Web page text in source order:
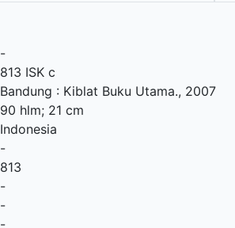
-
813 ISK c
Bandung : Kiblat Buku Utama., 2007
90 hlm; 21 cm
Indonesia
-
813
-
-
-